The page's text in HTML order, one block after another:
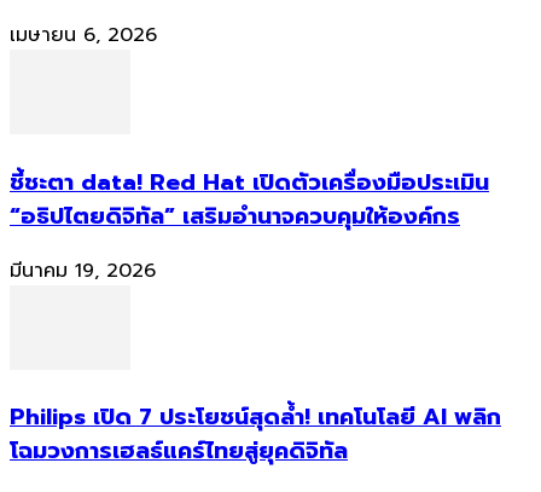
เมษายน 6, 2026
ชี้ชะตา data! Red Hat เปิดตัวเครื่องมือประเมิน
“อธิปไตยดิจิทัล” เสริมอำนาจควบคุมให้องค์กร
มีนาคม 19, 2026
Philips เปิด 7 ประโยชน์สุดล้ำ! เทคโนโลยี AI พลิก
โฉมวงการเฮลธ์แคร์ไทยสู่ยุคดิจิทัล